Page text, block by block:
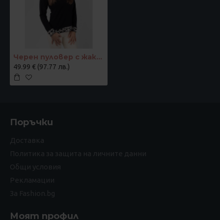
Черен пуловер с жакардови акценти "Контраст"
49.99 € (97.77 лв.)
Поръчки
Доставка
Политика за защита на личните данни
Общи условия
Рекламации
За Fashion.bg
Моят профил